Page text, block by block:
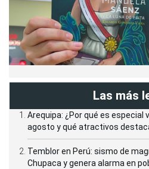
Las más
Arequipa: ¿Por qué es
agosto y qué atractivos
Temblor en Perú: sismo de
Chupaca y genera alarma en